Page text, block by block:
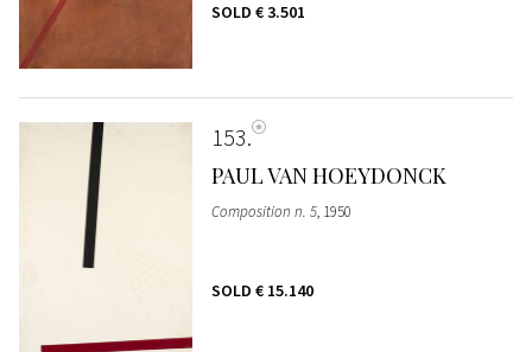
SOLD € 3.501
153
PAUL VAN HOEYDONCK
Composition n. 5, 1950
SOLD € 15.140